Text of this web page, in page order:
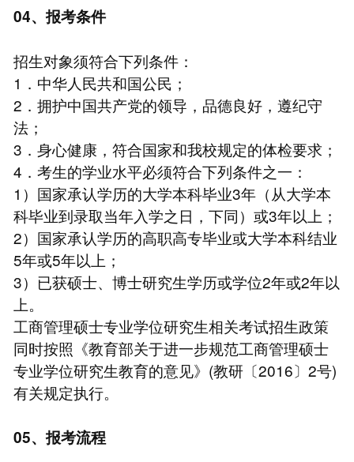
04、报考条件
招生对象须符合下列条件：
1．中华人民共和国公民；
2．拥护中国共产党的领导，品德良好，遵纪守
法；
3．身心健康，符合国家和我校规定的体检要求；
4．考生的学业水平必须符合下列条件之一：
1）国家承认学历的大学本科毕业3年（从大学本
科毕业到录取当年入学之日，下同）或3年以上；
2）国家承认学历的高职高专毕业或大学本科结业
5年或5年以上；
3）已获硕士、博士研究生学历或学位2年或2年以
上。
工商管理硕士专业学位研究生相关考试招生政策
同时按照《教育部关于进一步规范工商管理硕士
专业学位研究生教育的意见》(教研〔2016〕2号)
有关规定执行。
05、报考流程